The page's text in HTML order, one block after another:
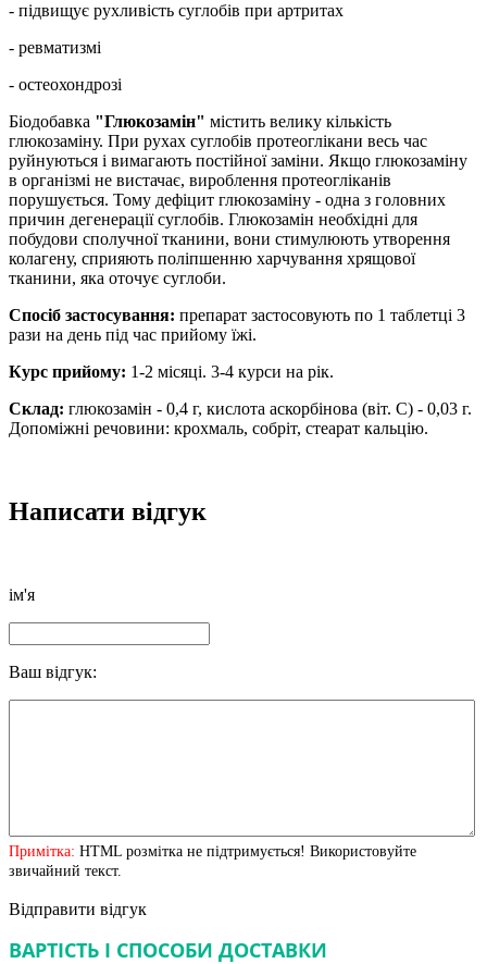
- підвищує рухливість суглобів при артритах
- ревматизмі
- остеохондрозі
Біодобавка "Глюкозамін" містить велику кількість
глюкозаміну. При рухах суглобів протеоглікани весь час
руйнуються і вимагають постійної заміни. Якщо глюкозаміну
в організмі не вистачає, вироблення протеогліканів
порушується. Тому дефіцит глюкозаміну - одна з головних
причин дегенерації суглобів. Глюкозамін необхідні для
побудови сполучної тканини, вони стимулюють утворення
колагену, сприяють поліпшенню харчування хрящової
тканини, яка оточує суглоби.
Спосіб застосування: препарат застосовують по 1 таблетці 3
рази на день під час прийому їжі.
Курс прийому: 1-2 місяці. 3-4 курси на рік.
Склад: глюкозамін - 0,4 г, кислота аскорбінова (віт. С) - 0,03 г.
Допоміжні речовини: крохмаль, собріт, стеарат кальцію.
Написати відгук
ім'я
Ваш відгук:
Примітка: HTML розмітка не підтримується! Використовуйте
звичайний текст.
Відправити відгук
ВАРТІСТЬ І СПОСОБИ ДОСТАВКИ